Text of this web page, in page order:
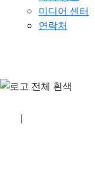
미디어 센터
연락처
|